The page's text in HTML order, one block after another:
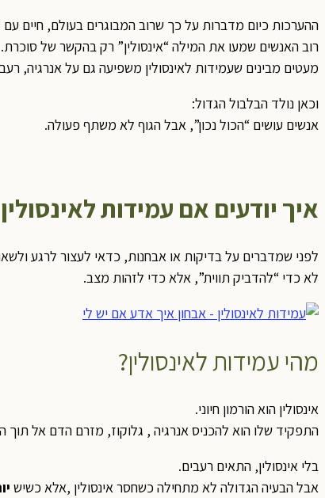
ההערכות כיום מדברות על כך שרוב המבוגרים בעולם, חיים
רוב האנשים שמעו את המילה “אינסולין” רק בהקשר של סוכרת.
מעטים מבינים שעמידות לאינסולין משפיעה גם על אנרגיה,
וכאן נולד הבלבול הגדול:
אנשים עושים “הכול נכון”, אבל הגוף לא משתף פעולה.
איך יודעים אם עמידות
לפני שמדברים על בדיקות או אבחנות, כדאי לעצור לרגע
לא כדי “להדביק תווית”, אלא כדי לזהות מצב.
מהי עמידות לאינסולין?
אינסולין הוא הורמון חיוני.
התפקיד שלו הוא להכניס אנרגיה , גלוקוז, מזרם הדם אל
בלי אינסולין, התאים רעבים.
אבל הבעיה הגדולה לא מתחילה כשחסר אינסולין ,אלא כשיש